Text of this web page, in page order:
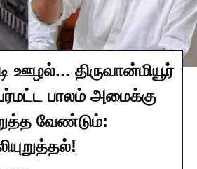
ஊழல்... திருவான்மியூர்
பாலம் அமைக்கு
வேண்டும்: